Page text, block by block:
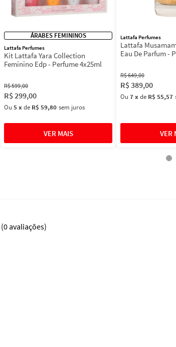
ÁRABES FEMININOS
Lattafa Perfumes
Kit Lattafa Yara Collection
Feminino Edp - Perfume 4x25ml
R$599,00
R$299,00
Ou 5xde R$ 59,80 sem juros
Lattafa Perfumes
Lattafa
Eau De Parfum -
R$649,00
R$389,00
Ou 7xde R$ 55,57
(0 avaliações)